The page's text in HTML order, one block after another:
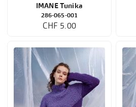
IMANE Tunika
286-065-001
CHF 5.00